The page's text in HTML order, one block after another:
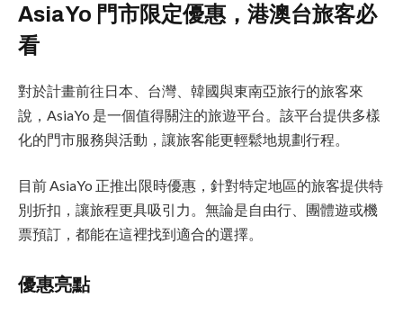
AsiaYo 門市限定優惠，港澳台旅客必
看
對於計畫前往日本、台灣、韓國與東南亞旅行的旅客來
說，AsiaYo 是一個值得關注的旅遊平台。該平台提供多樣
化的門市服務與活動，讓旅客能更輕鬆地規劃行程。
目前 AsiaYo 正推出限時優惠，針對特定地區的旅客提供特
別折扣，讓旅程更具吸引力。無論是自由行、團體遊或機
票預訂，都能在這裡找到適合的選擇。
優惠亮點